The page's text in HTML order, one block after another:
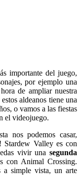
importante del juego,
por ejemplo una
de ampliar nuestra
aldeanos tiene una
o vamos a las fiestas
el videojuego.
nos podemos casar,
Stardew Valley es con
vivir una segunda
con Animal Crossing.
a simple vista, un arte